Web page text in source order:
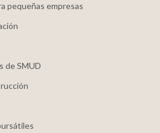
pequeñas empresas
de SMUD